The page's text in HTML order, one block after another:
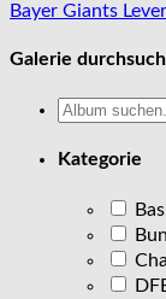
Bayer Giants
Galerie
Kategorie